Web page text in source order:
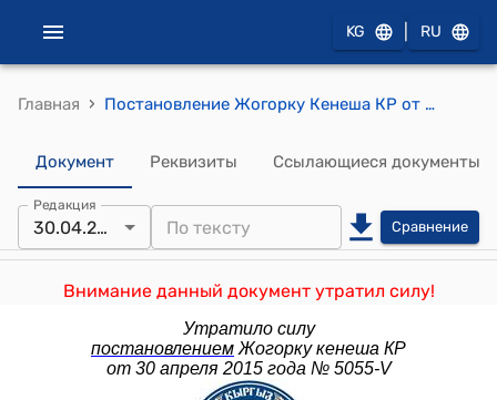
KG RU
Главная › Постановление Жогорку Кенеша КР от 3 апреля 2014 года № 3933-V "Об утверждении программы деятельности Правительства Кыргызской Республики"
Документ Реквизиты Ссылающиеся документы
Редакция
30.04.2015 Сравнение
Внимание данный документ утратил силу!